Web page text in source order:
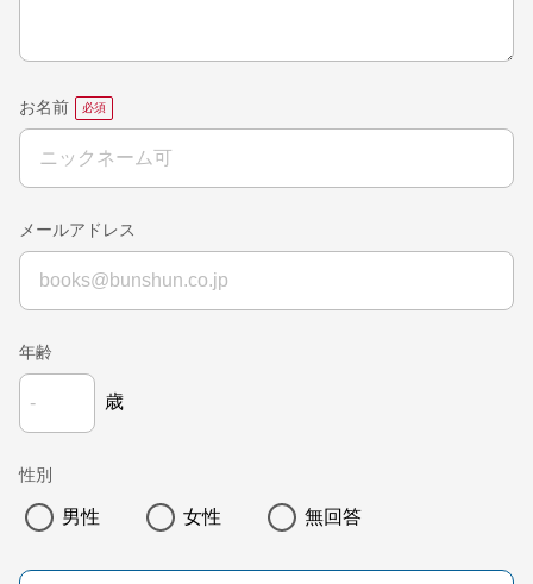
お名前
メールアドレス
年齢
歳
性別
男性 女性 無回答